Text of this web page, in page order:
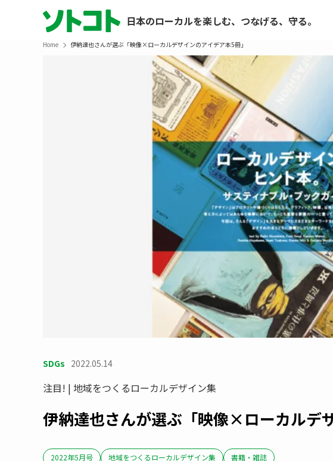
日本のローカルを楽しむ、つなげる、守る。
Home 伊納達也さんが選ぶ「映像×ローカルデザインのアイデア本5冊」
SDGs 2022.05.14
注目! | 地域をつくるローカルデザイン集
伊納達也さんが選ぶ「映像×ローカルデ
2022年5月号 地域をつくるローカルデザイン集 書籍・雑誌